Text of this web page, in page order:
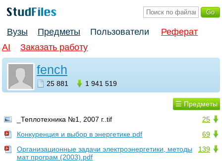
Вузы Предметы Пользователи
Реферат
AI
Заказать работу
fench
25 881 1 941 519
☰ Предметы
25
_Теплотехника №1, 2007 г..tif
69
Конкуренция и выбор в энергетике.pdf
139
Организационные задачи электроэнергетики, методы
мат програм (2003).pdf